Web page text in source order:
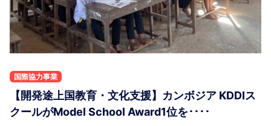
国際協力事業
【開発途上国教育・文化支援】カンボジア KDDIス
クールがModel School Award1位を････